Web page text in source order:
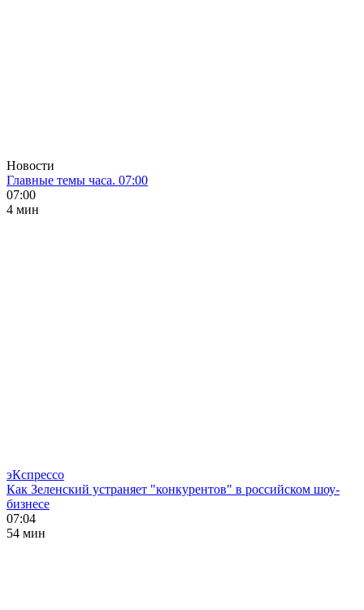
Новости
Главные темы часа. 07:00
07:00
4 мин
эКспрессо
Как Зеленский устраняет "конкурентов" в российском шоу-
бизнесе
07:04
54 мин